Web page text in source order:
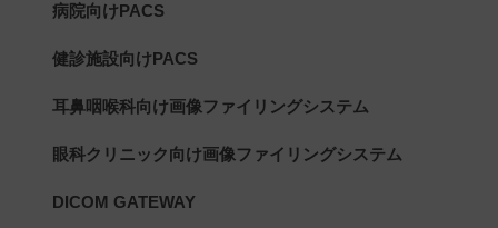
病院向けPACS
健診施設向けPACS
耳鼻咽喉科向け画像ファイリングシステム
眼科クリニック向け画像ファイリングシステム
DICOM GATEWAY